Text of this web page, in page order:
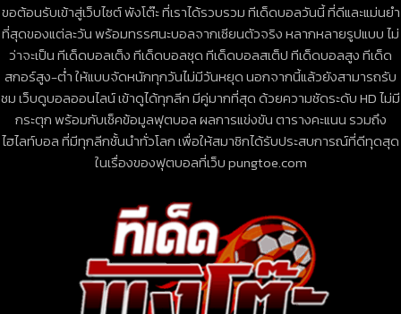
ขอต้อนรับเข้าสู่เว็บไซต์ พังโต๊ะ ที่เราได้รวบรวม ทีเด็ดบอลวันนี้ ที่ดีและแม่นยำ
ที่สุดของแต่ละวัน พร้อมทรรศนะบอลจากเซียนตัวจริง หลากหลายรูปแบบ ไม่
ว่าจะเป็น ทีเด็ดบอลเต็ง ทีเด็ดบอลชุด ทีเด็ดบอลสเต็ป ทีเด็ดบอลสูง ทีเด็ด
สกอร์สูง-ต่ำ ให้แบบจัดหนักทุกวันไม่มีวันหยุด นอกจากนี้แล้วยังสามารถรับ
ชม เว็บดูบอลออนไลน์ เข้าดูได้ทุกลีก มีคู่มากที่สุด ด้วยความชัดระดับ HD ไม่มี
กระตุก พร้อมกับเช็คข้อมูลฟุตบอล ผลการแข่งขัน ตารางคะแนน รวมถึง
ไฮไลท์บอล ที่มีทุกลีกชั้นนำทั่วโลก เพื่อให้สมาชิกได้รับประสบการณ์ที่ดีทุดสุด
ในเรื่องของฟุตบอลที่เว็บ pungtoe.com